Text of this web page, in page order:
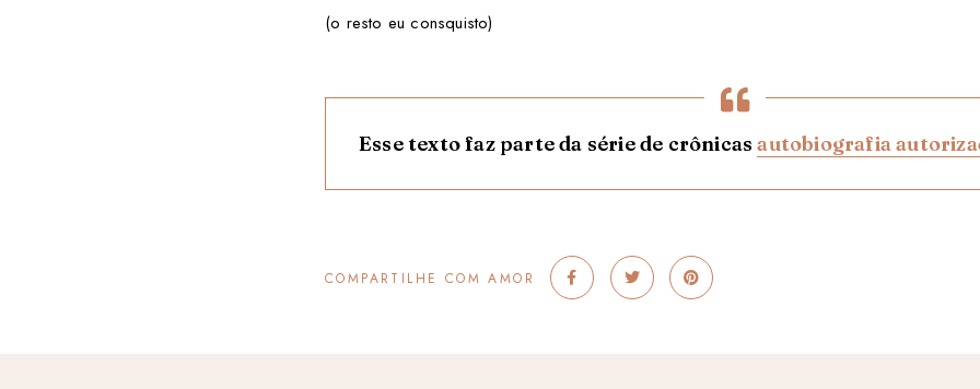
(o resto eu consquisto)
Esse texto faz parte da série de crônicasautobiografia
COMPARTILHE COM AMOR